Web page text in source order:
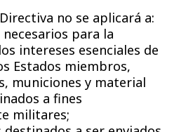
no se aplicará a:
para la
intereses esenciales de
Estados miembros,
municiones y material
a fines
militares;